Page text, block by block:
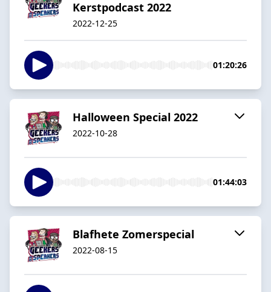
Kerstpodcast 2022
2022-12-25
01:20:26
Halloween Special 2022
2022-10-28
01:44:03
Blafhete Zomerspecial
2022-08-15